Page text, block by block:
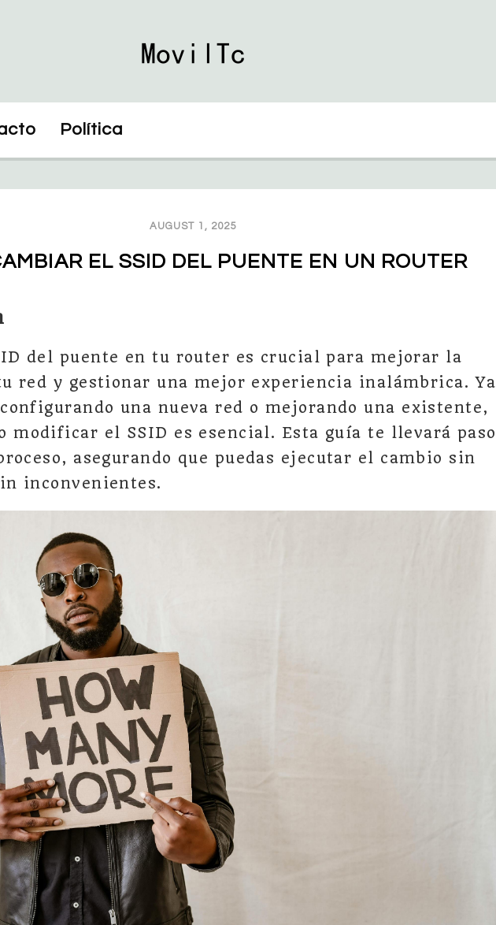
Política
AUGUST 1, 2025
EL SSID DEL PUENTE EN UN ROUTER
del puente en tu router es crucial para mejorar la
red y gestionar una mejor experiencia inalámbrica. Ya
una nueva red o mejorando una existente,
modificar el SSID es esencial. Esta guía te llevará paso
asegurando que puedas ejecutar el cambio sin
inconvenientes.